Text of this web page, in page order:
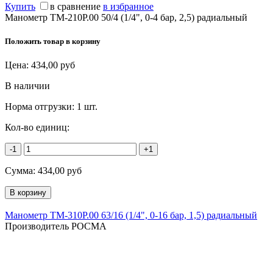
Купить в сравнение в избранное
Манометр ТМ-210P.00 50/4 (1/4", 0-4 бар, 2,5) радиальный
Положить товар в корзину
Цена: 434,00 руб
В наличии
Норма отгрузки: 1 шт.
Кол-во единиц:
-1 +1
Сумма: 434,00 руб
Манометр ТМ-310Р.00 63/16 (1/4", 0-16 бар, 1,5) радиальный
Производитель РОСМА